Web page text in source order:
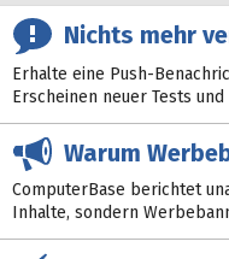
Nichts mehr
Erhalte eine Push-
Erscheinen neuer Tests
Warum
ComputerBase berichtet
Inhalte, sondern